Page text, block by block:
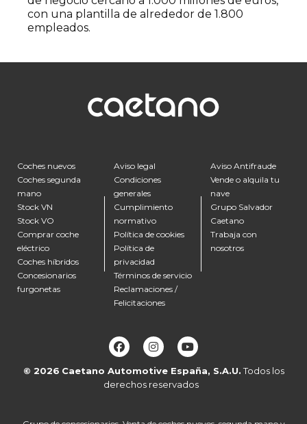
con una plantilla de alrededor de 1.800
empleados.
Coches nuevos
Coches segunda
mano
Stock VN
Stock VO
Comprar coche
eléctrico
Coches híbridos
Concesionarios
furgonetas
Aviso legal
Condiciones
generales
Cumplimiento
normativo
Política de cookies
Política de
privacidad
Términos de servicio
Reclamaciones /
Felicitaciones
Aviso Antifraude
Vende o alquila tu
nave
Grupo Salvador
Caetano
Trabaja con
nosotros
© 2026 Caetano Automotive España, S.A.U.Todos los
derechos reservados